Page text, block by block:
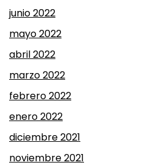
junio 2022
mayo 2022
abril 2022
marzo 2022
febrero 2022
enero 2022
diciembre 2021
noviembre 2021